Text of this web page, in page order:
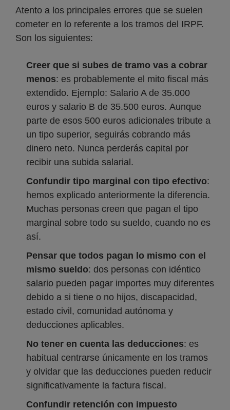
Atento a los principales errores que se suelen
cometer en lo referente a los tramos del IRPF.
Son los siguientes:
Creer que si subes de tramo vas a cobrar
menos: es probablemente el mito fiscal más
extendido. Ejemplo: Salario A de 35.000
euros y salario B de 35.500 euros. Aunque
parte de esos 500 euros adicionales tribute a
un tipo superior, seguirás cobrando más
dinero neto. Nunca perderás capital por
recibir una subida salarial.
Confundir tipo marginal con tipo efectivo:
hemos explicado anteriormente la diferencia.
Muchas personas creen que pagan el tipo
marginal sobre todo su sueldo, cuando no es
así.
Pensar que todos pagan lo mismo con el
mismo sueldo: dos personas con idéntico
salario pueden pagar importes muy diferentes
debido a si tiene o no hijos, discapacidad,
estado civil, comunidad autónoma y
deducciones aplicables.
No tener en cuenta las deducciones: es
habitual centrarse únicamente en los tramos
y olvidar que las deducciones pueden reducir
significativamente la factura fiscal.
Confundir retención con impuesto